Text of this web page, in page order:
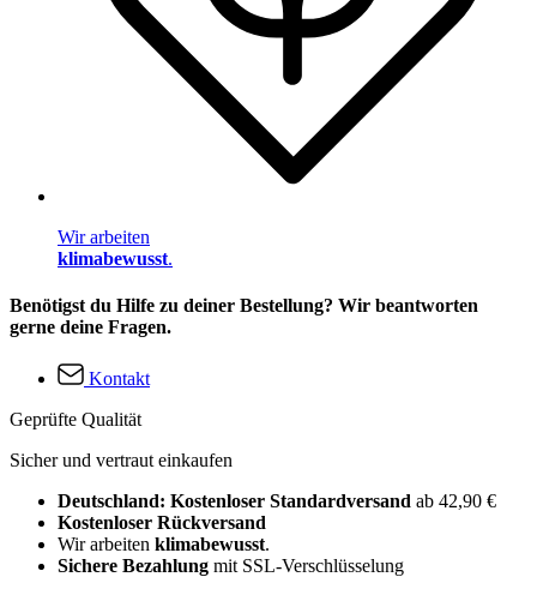
Wir arbeiten
klimabewusst.
Benötigst du Hilfe zu deiner Bestellung? Wir beantworten
gerne deine Fragen.
Kontakt
Geprüfte Qualität
Sicher und vertraut einkaufen
Deutschland: Kostenloser Standardversand ab 42,90 €
Kostenloser Rückversand
Wir arbeiten klimabewusst.
Sichere Bezahlung mit SSL-Verschlüsselung